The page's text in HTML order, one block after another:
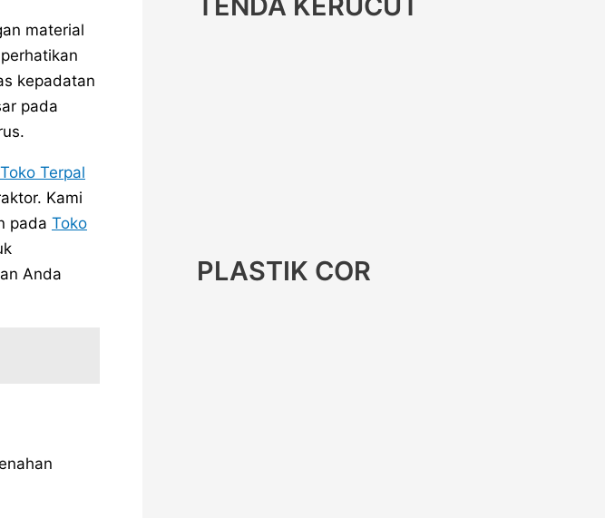
material
kepadatan
pada
Toko Terpal
Kami
pada Toko
Anda
PLASTIK COR